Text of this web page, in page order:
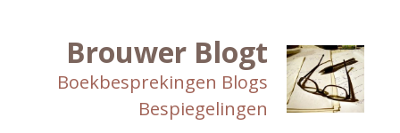
Brouwer Blogt
Boekbesprekingen Blogs
Bespiegelingen